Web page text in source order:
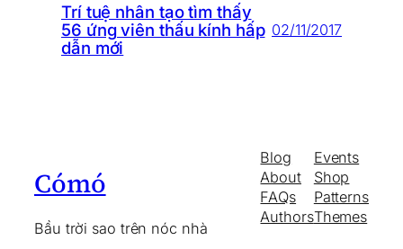
Trí tuệ nhân tạo tìm thấy
56 ứng viên thấu kính hấp
dẫn mới
02/11/2017
Cómó
Bầu trời sao trên nóc nhà
Blog
About
FAQs
Authors
Events
Shop
Patterns
Themes